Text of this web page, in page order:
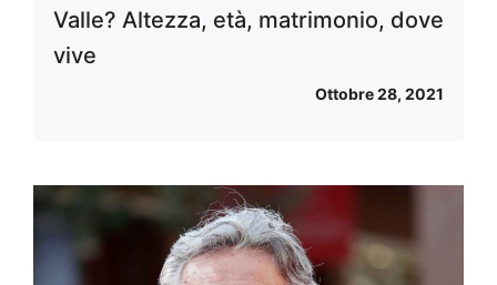
Valle? Altezza, età, matrimonio, dove
vive
Ottobre 28, 2021